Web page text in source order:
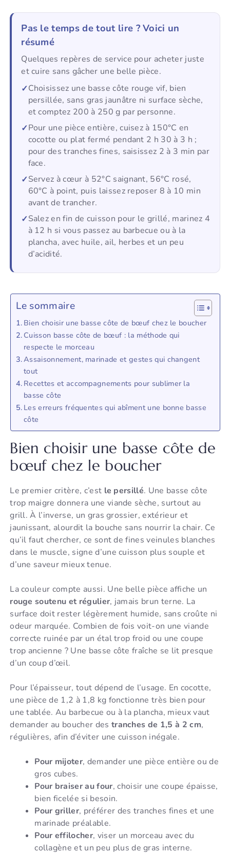
Pas le temps de tout lire ? Voici un
résumé
Quelques repères de service pour acheter juste
et cuire sans gâcher une belle pièce.
Choisissez une basse côte rouge vif, bien
persillée, sans gras jaunâtre ni surface sèche,
et comptez 200 à 250 g par personne.
Pour une pièce entière, cuisez à 150°C en
cocotte ou plat fermé pendant 2 h 30 à 3 h ;
pour des tranches fines, saisissez 2 à 3 min par
face.
Servez à cœur à 52°C saignant, 56°C rosé,
60°C à point, puis laissez reposer 8 à 10 min
avant de trancher.
Salez en fin de cuisson pour le grillé, marinez 4
à 12 h si vous passez au barbecue ou à la
plancha, avec huile, ail, herbes et un peu
d’acidité.
Le sommaire
Bien choisir une basse côte de bœuf chez le boucher
Cuisson basse côte de bœuf : la méthode qui
respecte le morceau
Assaisonnement, marinade et gestes qui changent
tout
Recettes et accompagnements pour sublimer la
basse côte
Les erreurs fréquentes qui abîment une bonne basse
côte
Bien choisir une basse côte de
bœuf chez le boucher
Le premier critère, c’est le persillé. Une basse côte
trop maigre donnera une viande sèche, surtout au
grill. À l’inverse, un gras grossier, extérieur et
jaunissant, alourdit la bouche sans nourrir la chair. Ce
qu’il faut chercher, ce sont de fines veinules blanches
dans le muscle, signe d’une cuisson plus souple et
d’une saveur mieux tenue.
La couleur compte aussi. Une belle pièce affiche un
rouge soutenu et régulier, jamais brun terne. La
surface doit rester légèrement humide, sans croûte ni
odeur marquée. Combien de fois voit-on une viande
correcte ruinée par un étal trop froid ou une coupe
trop ancienne ? Une basse côte fraîche se lit presque
d’un coup d’œil.
Pour l’épaisseur, tout dépend de l’usage. En cocotte,
une pièce de 1,2 à 1,8 kg fonctionne très bien pour
une tablée. Au barbecue ou à la plancha, mieux vaut
demander au boucher des tranches de 1,5 à 2 cm,
régulières, afin d’éviter une cuisson inégale.
Pour mijoter, demander une pièce entière ou de
gros cubes.
Pour braiser au four, choisir une coupe épaisse,
bien ficelée si besoin.
Pour griller, préférer des tranches fines et une
marinade préalable.
Pour effilocher, viser un morceau avec du
collagène et un peu plus de gras interne.